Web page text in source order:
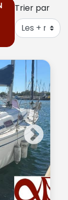
Trier par